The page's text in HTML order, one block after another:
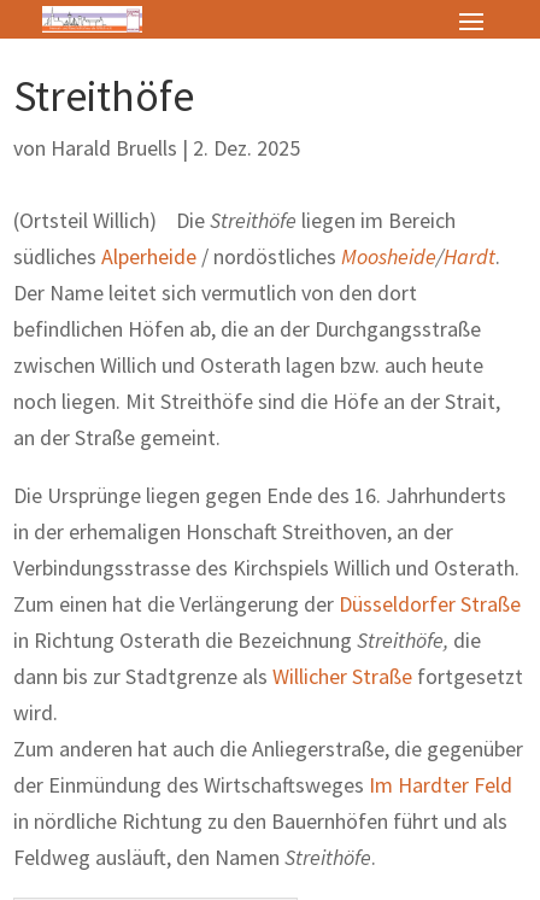
Streithöfe
von Harald Bruells | 2. Dez. 2025
(Ortsteil Willich) DieStreithöfe liegen im Bereich
südlichesAlperheide / nordöstlichesMoosheide/Hardt.
Der Name leitet sich vermutlich von den dort
befindlichen Höfen ab, die an der Durchgangsstraße
zwischen Willich und Osterath lagen bzw. auch heute
noch liegen. Mit Streithöfe sind die Höfe an der Strait,
an der Straße gemeint.
Die Ursprünge liegen gegen Ende des 16. Jahrhunderts
in der erhemaligen Honschaft Streithoven, an der
Verbindungsstrasse des Kirchspiels Willich und Osterath.
Zum einen hat die Verlängerung der Düsseldorfer Straße
in Richtung Osterath die BezeichnungStreithöfe, die
dann bis zur Stadtgrenze alsWillicher Straße fortgesetzt
wird.
Zum anderen hat auch die Anliegerstraße, die gegenüber
der Einmündung des Wirtschaftsweges Im Hardter Feld
in nördliche Richtung zu den Bauernhöfen führt und als
Feldweg ausläuft, den NamenStreithöfe.